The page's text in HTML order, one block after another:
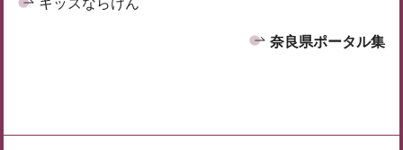
奈良県ポータル集